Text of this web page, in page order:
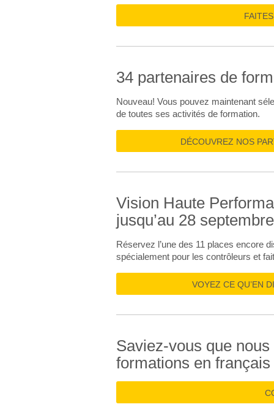
34 partenaires de
Nouveau! Vous pouvez maintenant
de toutes ses activités de formation.
DÉCOUVREZ NOS
Vision Haute
jusqu’au 28 septembre
Réservez l’une des 11 places encore
spécialement pour les contrôleurs et
VOYEZ CE QU’EN
Saviez-vous que
formations en